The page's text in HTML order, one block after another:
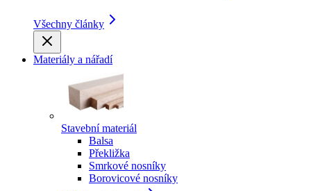
Všechny články
Materiály a nářadí
Stavební materiál
Balsa
Překližka
Smrkové nosníky
Borovicové nosníky